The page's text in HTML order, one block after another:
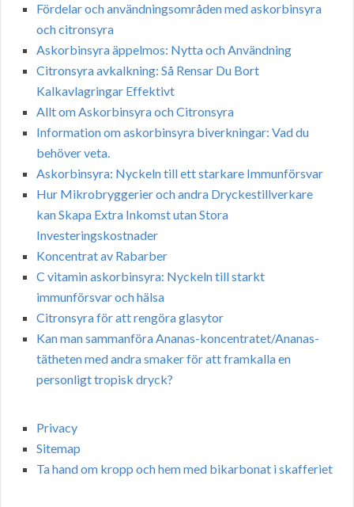
Fördelar och användningsområden med askorbinsyra
och citronsyra
Askorbinsyra äppelmos: Nytta och Användning
Citronsyra avkalkning: Så Rensar Du Bort
Kalkavlagringar Effektivt
Allt om Askorbinsyra och Citronsyra
Information om askorbinsyra biverkningar: Vad du
behöver veta.
Askorbinsyra: Nyckeln till ett starkare Immunförsvar
Hur Mikrobryggerier och andra Dryckestillverkare
kan Skapa Extra Inkomst utan Stora
Investeringskostnader
Koncentrat av Rabarber
C vitamin askorbinsyra: Nyckeln till starkt
immunförsvar och hälsa
Citronsyra för att rengöra glasytor
Kan man sammanföra Ananas-koncentratet/Ananas-
tätheten med andra smaker för att framkalla en
personligt tropisk dryck?
Privacy
Sitemap
Ta hand om kropp och hem med bikarbonat i skafferiet